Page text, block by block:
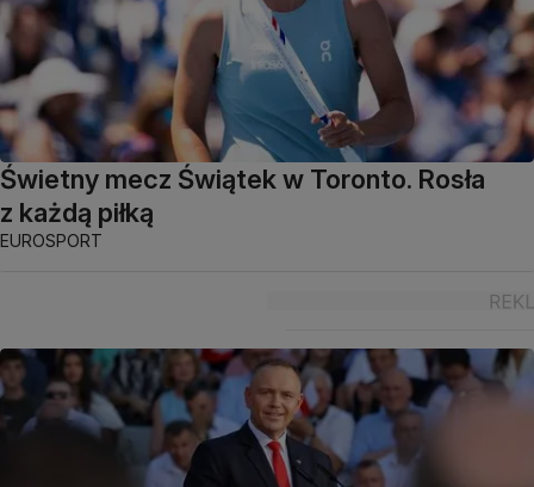
Świetny mecz Świątek w Toronto. Rosła
z każdą piłką
EUROSPORT